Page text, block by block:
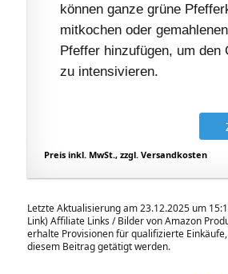
können ganze grüne
mitkochen oder
Pfeffer hinzufügen, um den
zu intensivieren.
Preis inkl. MwSt., zzgl. Versandkosten
Letzte Aktualisierung am 23.12.2025 um
Link) Affiliate Links / Bilder von Amazon
erhalte Provisionen für qualifizierte
diesem Beitrag getätigt werden.